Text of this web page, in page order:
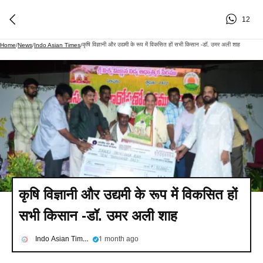
12
Home/News/Indo Asian Times/कृषि विज्ञानी और उद्यमी के रूप में विकसित हों सभी किसान -डॉ. उमर अली शाह
कृषि विज्ञानी और उद्यमी के रूप में विकसित हों
सभी किसान -डॉ. उमर अली शाह
Indo Asian Times 1 month ago